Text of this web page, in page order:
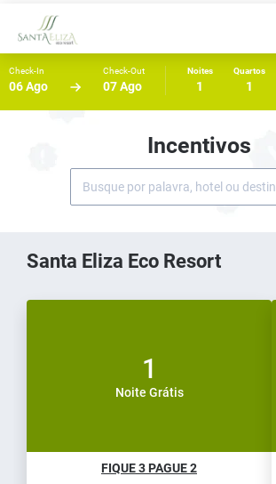
Check-In
06 Ago
Check-Out
07 Ago
Noites
1
Quartos
1
Incentivos
Santa Eliza Eco Resort
1
Noite Grátis
FIQUE 3 PAGUE 2